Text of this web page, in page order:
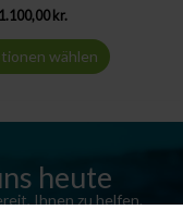
1.100,00 kr.
wählen
heute
Ihnen zu helfen.